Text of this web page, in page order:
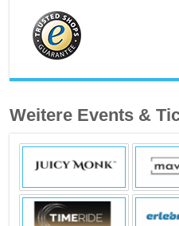
Weitere Events &